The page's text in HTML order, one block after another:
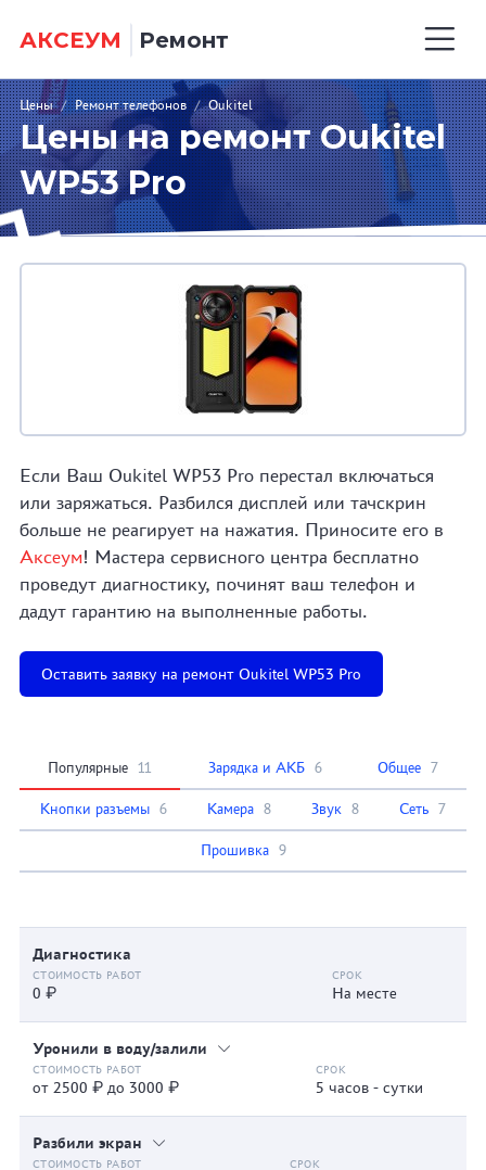
АКСЕУМ Ремонт
Цены / Ремонт телефонов / Oukitel
Цены на ремонт Oukitel
WP53 Pro
Если Ваш Oukitel WP53 Pro перестал включаться
или заряжаться. Разбился дисплей или тачскрин
больше не реагирует на нажатия. Приносите его в
Аксеум! Мастера сервисного центра бесплатно
проведут диагностику, починят ваш телефон и
дадут гарантию на выполненные работы.
Оставить заявку на ремонт Oukitel WP53 Pro
Популярные 11 Зарядка и АКБ 6 Общее 7
Кнопки разъемы 6 Камера 8 Звук 8 Сеть 7
Прошивка 9
Диагностика
0 ₽ На месте
Уронили в воду/залили
от 2500 ₽ до 3000 ₽ 5 часов - сутки
Разбили экран